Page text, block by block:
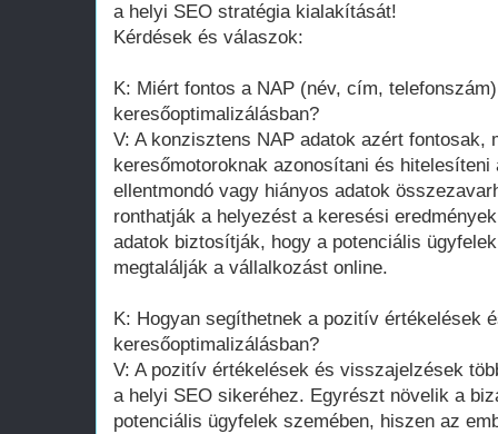
a helyi SEO stratégia kialakítását!
Kérdések és válaszok:
K: Miért fontos a NAP (név, cím,
keresőoptimalizálásban?
V: A konzisztens NAP adatok azért fontosak,
keresőmotoroknak azonosítani és
ellentmondó vagy hiányos adatok
ronthatják a helyezést a keresési
adatok biztosítják, hogy a potenciális
megtalálják a vállalkozást online.
K: Hogyan segíthetnek a pozitív értékelések
keresőoptimalizálásban?
V: A pozitív értékelések és visszajelzések
a helyi SEO sikeréhez. Egyrészt növelik a
potenciális ügyfelek szemében, hiszen az